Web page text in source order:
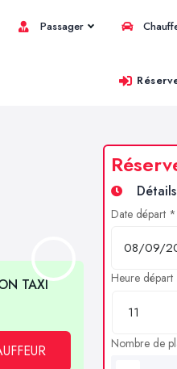
Passager
TAXI
Date départ *
Heure
Nombre de